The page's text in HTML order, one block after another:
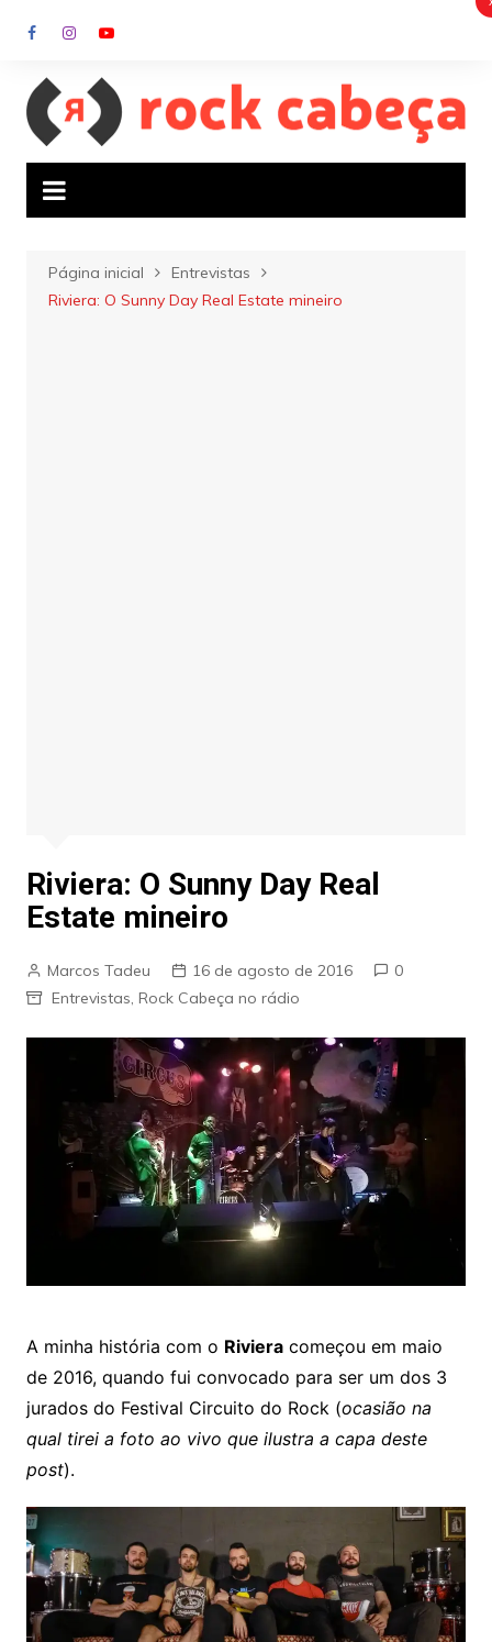
para
conteúdo
Página inicial
Entrevistas
Riviera: O Sunny Day Real Estate mineiro
Riviera: O Sunny Day Real
Estate mineiro
Marcos Tadeu 16 de agosto de 2016
0
Entrevistas, Rock Cabeça no rádio
A minha história com o Rivieracomeçou em maio
de 2016, quando fui convocado para ser um dos 3
jurados do Festival Circuito do Rock (ocasião na
qual tirei a foto ao vivo que ilustra a capa deste
post).